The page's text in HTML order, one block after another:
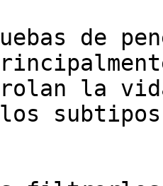
de
la
los